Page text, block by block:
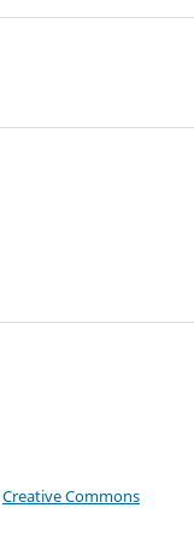
Creative Commons